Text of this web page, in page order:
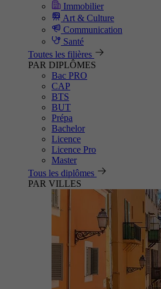
Immobilier
Art & Culture
Communication
Santé
Toutes les filières
PAR DIPLÔMES
Bac PRO
CAP
BTS
BUT
Prépa
Bachelor
Licence
Licence Pro
Master
Tous les diplômes
PAR VILLES